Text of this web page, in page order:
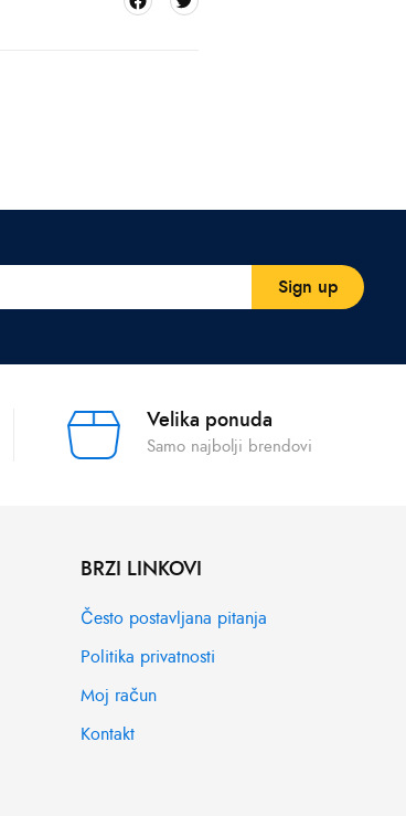
Velika ponuda
Samo najbolji brendovi
BRZI LINKOVI
Često postavljana pitanja
Politika privatnosti
Moj račun
Kontakt